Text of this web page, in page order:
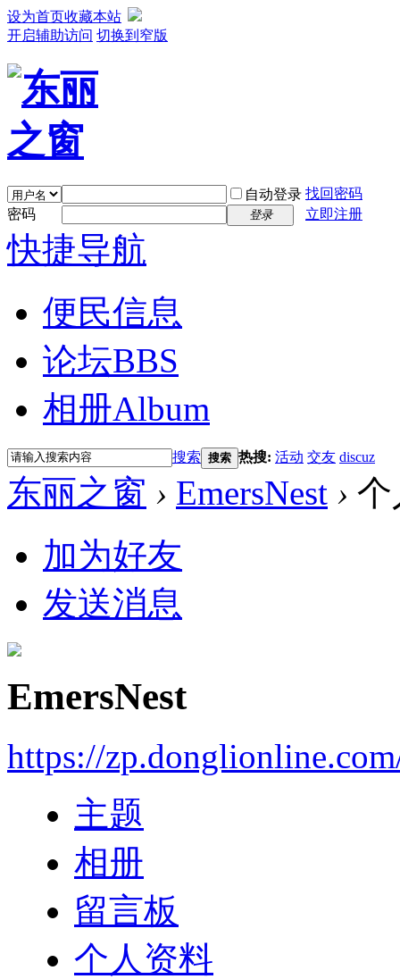
设为首页收藏本站
开启辅助访问 切换到窄版
自动登录 找回密码
密码
登录 立即注册
快捷导航
便民信息
论坛BBS
相册Album
搜索 搜索 热搜: 活动 交友 discuz
东丽之窗 › EmersNest › 个
加为好友
发送消息
EmersNest
https://
主题
相册
留言板
个人资料